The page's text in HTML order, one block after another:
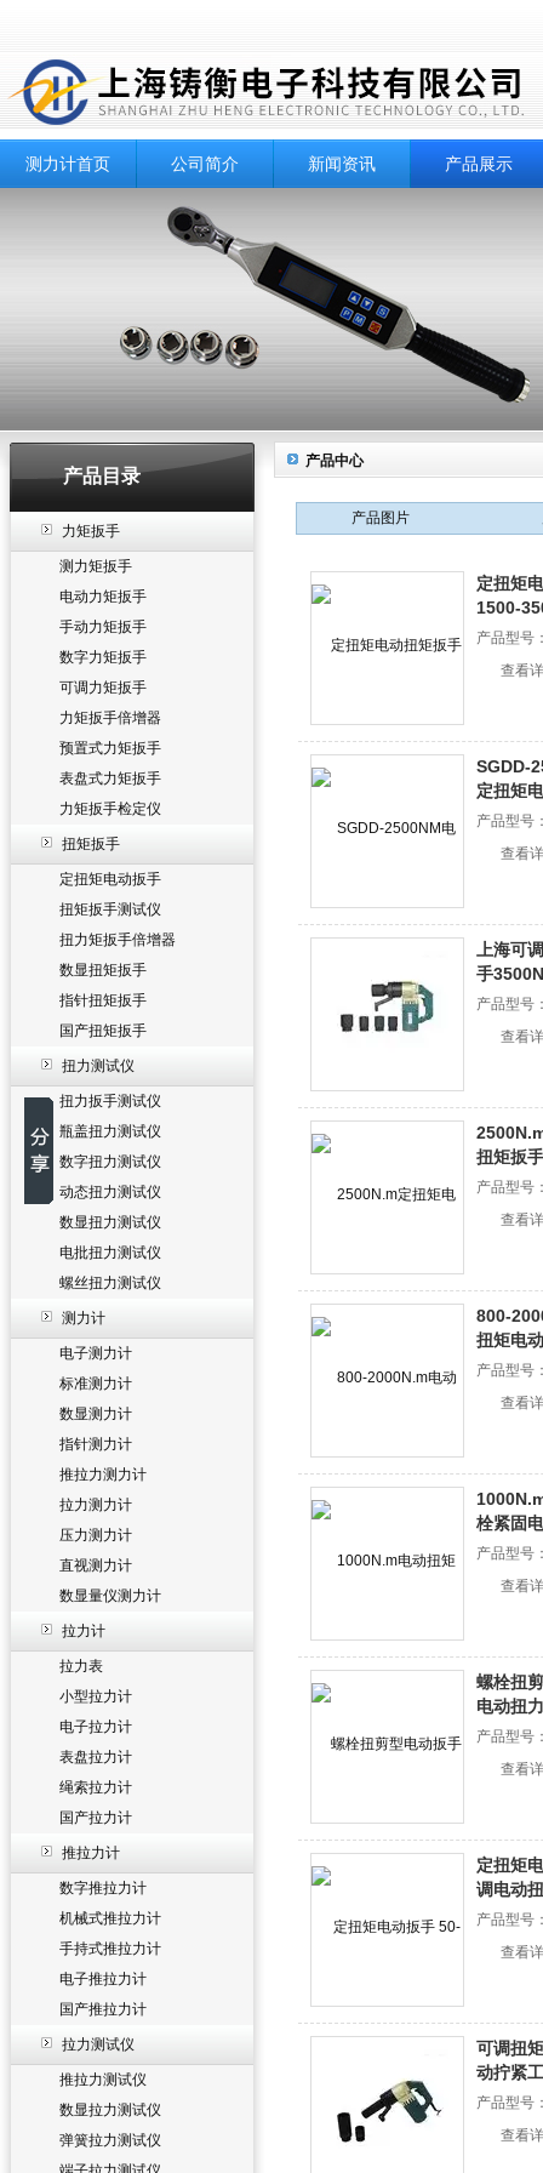
测力计首页 公司简介 新闻资讯 产品展示
产品目录
力矩扳手
测力矩扳手
电动力矩扳手
手动力矩扳手
数字力矩扳手
可调力矩扳手
力矩扳手倍增器
预置式力矩扳手
表盘式力矩扳手
力矩扳手检定仪
扭矩扳手
定扭矩电动扳手
扭矩扳手测试仪
扭力矩扳手倍增器
数显扭矩扳手
指针扭矩扳手
国产扭矩扳手
扭力测试仪
扭力扳手测试仪
瓶盖扭力测试仪
数字扭力测试仪
动态扭力测试仪
数显扭力测试仪
电批扭力测试仪
螺丝扭力测试仪
测力计
电子测力计
标准测力计
数显测力计
指针测力计
推拉力测力计
拉力测力计
压力测力计
直视测力计
数显量仪测力计
拉力计
拉力表
小型拉力计
电子拉力计
表盘拉力计
绳索拉力计
国产拉力计
推拉力计
数字推拉力计
机械式推拉力计
手持式推拉力计
电子推拉力计
国产推拉力计
拉力测试仪
推拉力测试仪
数显拉力测试仪
弹簧拉力测试仪
产品中心
产品图片
定扭矩
1500-
产品型号
查看
SGDD-
定扭矩
产品型号
查看
上海可
手
产品型号
查看
扭矩扳
产品型号
查看
800-
扭矩电
产品型号
查看
栓紧固
产品型号
查看
螺栓扭
电动扭
产品型号
查看
定扭矩
调电动
产品型号
查看
可调扭
动拧紧
产品型号
查看